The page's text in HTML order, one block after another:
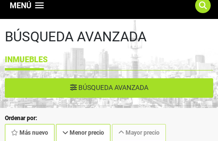
MENÚ
BÚSQUEDA AVANZADA
INMUEBLES
BÚSQUEDA AVANZADA
Ordenar por:
Más nuevo Menor precio Mayor precio